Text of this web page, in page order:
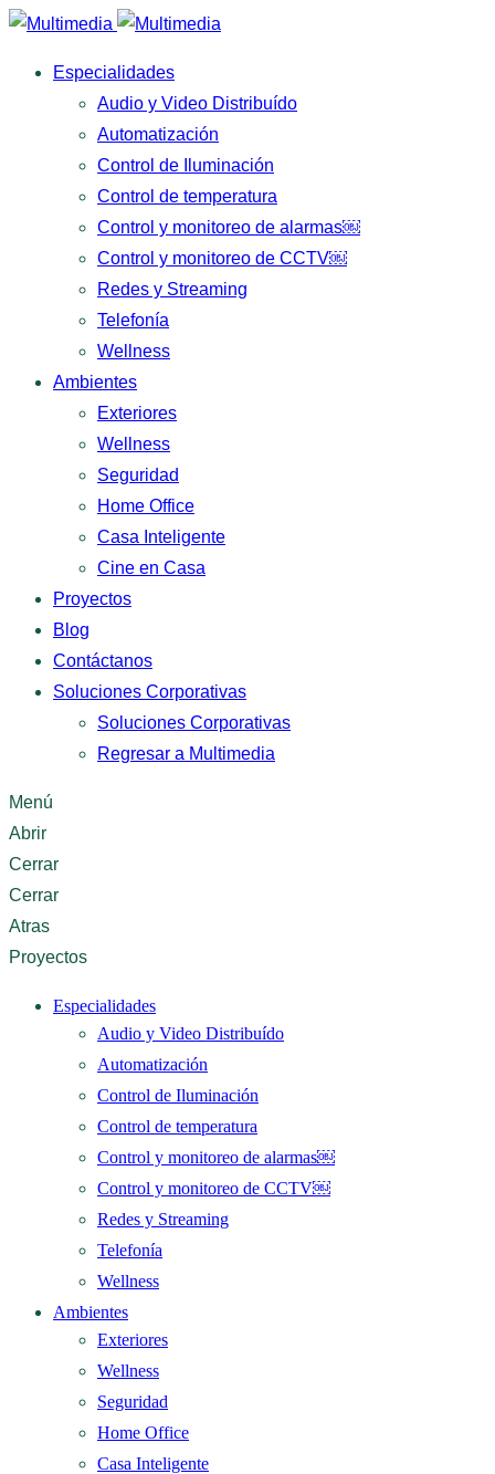
Especialidades
Audio y Video Distribuído
Automatización
Control de Iluminación
Control de temperatura
Control y monitoreo de alarmas￼
Control y monitoreo de CCTV￼
Redes y Streaming
Telefonía
Wellness
Ambientes
Exteriores
Wellness
Seguridad
Home Office
Casa Inteligente
Cine en Casa
Proyectos
Blog
Contáctanos
Soluciones Corporativas
Soluciones Corporativas
Regresar a Multimedia
Menú
Abrir
Cerrar
Cerrar
Atras
Proyectos
Especialidades
Audio y Video Distribuído
Automatización
Control de Iluminación
Control de temperatura
Control y monitoreo de alarmas￼
Control y monitoreo de CCTV￼
Redes y Streaming
Telefonía
Wellness
Ambientes
Exteriores
Wellness
Seguridad
Home Office
Casa Inteligente